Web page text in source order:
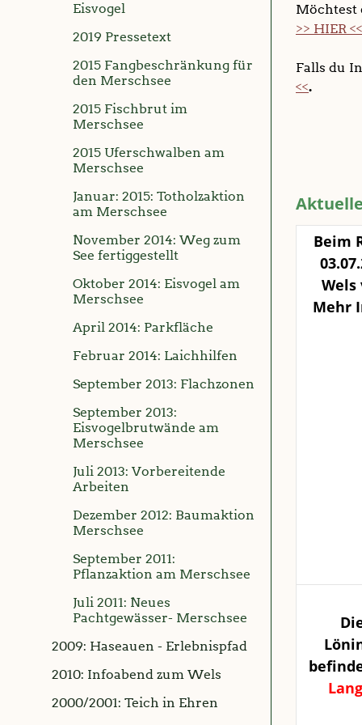
Aufräumaktion der
Jugendabteilung
Generalversammlung
Arbeiten an Laichzone
Altarm Bunnen
Tag des Wassers
Aufräumaktion der
Jugendgruppe
Generalversammlung
Biber an Löninger Gewässer
Totholzaktion am
Merschsee
" Der Löninger Mühlenbach
fließt in die Zukunft"
Aufhebung des
Mindestmaßes für den
Wels
Forschungsprojekt
"Besatzfisch"
Eisvogel
2019 Pressetext
2015 Fangbeschränkung für
den Merschsee
2015 Fischbrut im
Merschsee
2015 Uferschwalben am
Merschsee
Januar: 2015: Totholzaktion
am Merschsee
November 2014: Weg zum
See fertiggestellt
Oktober 2014: Eisvogel am
Merschsee
April 2014: Parkfläche
Februar 2014: Laichhilfen
September 2013: Flachzonen
September 2013:
Eisvogelbrutwände am
Merschsee
Juli 2013: Vorbereitende
Arbeiten
Dezember 2012: Baumaktion
Merschsee
September 2011:
Pflanzaktion am Merschsee
Juli 2011: Neues
Pachtgewässer- Merschsee
2009: Haseauen - Erlebnispfad
2010: Infoabend zum Wels
2000/2001: Teich in Ehren
Möchtest
>> HIER <<
Falls du
<<.
Beim
Wels
Mehr